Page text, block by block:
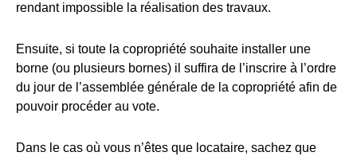
rendant impossible la réalisation des travaux.
Ensuite, si toute la copropriété souhaite installer une
borne (ou plusieurs bornes) il suffira de l’inscrire à l’ordre
du jour de l’assemblée générale de la copropriété afin de
pouvoir procéder au vote.
Dans le cas où vous n’êtes que locataire, sachez que